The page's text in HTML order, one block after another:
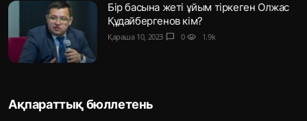
Бір басына жеті ұйым тіркеген Олжас
Құдайбергенов кім?
Қараша 10, 2023 chat_bubble 0 visibility 1.9k
Ақпараттық бюллетень